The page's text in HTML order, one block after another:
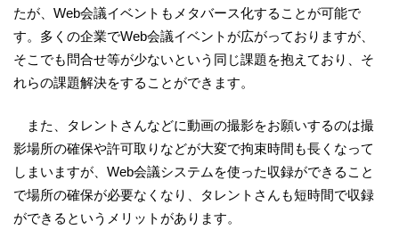
たが、Web会議イベントもメタバース化することが可能で
す。多くの企業でWeb会議イベントが広がっておりますが、
そこでも問合せ等が少ないという同じ課題を抱えており、そ
れらの課題解決をすることができます。
また、タレントさんなどに動画の撮影をお願いするのは撮
影場所の確保や許可取りなどが大変で拘束時間も長くなって
しまいますが、Web会議システムを使った収録ができること
で場所の確保が必要なくなり、タレントさんも短時間で収録
ができるというメリットがあります。